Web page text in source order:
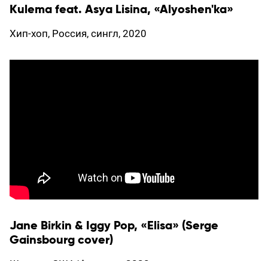
Kulema feat. Asya Lisina, «Alyoshen'ka»
Хип-хоп, Россия, сингл, 2020
Jane Birkin & Iggy Pop, «Elisa» (Serge
Gainsbourg cover)